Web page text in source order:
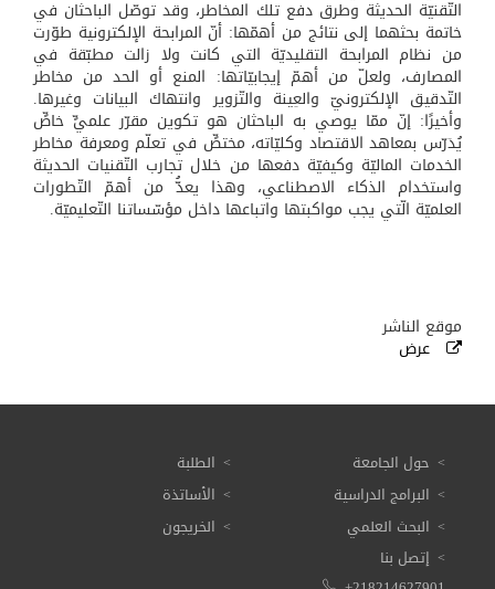
التّقنيّة الحديثة وطرق دفع تلك المخاطر، وقد توصّل الباحثان في
خاتمة بحثهما إلى نتائج من أهمّها: أنّ المرابحة الإلكترونية طوّرت
من نظام المرابحة التقليديّة التي كانت ولا زالت مطبّقة في
المصارف، ولعلّ من أهمّ إيجابيّاتها: المنع أو الحد من مخاطر
التّدقيق الإلكترونيّ والعِينة والتّزوير وانتهاك البيانات وغيرها.
وأخيرًا: إنّ ممّا يوصي به الباحثان هو تكوين مقرّر علميٍّ خاصٍّ
يُدَرّس بمعاهد الاقتصاد وكليّاته، مختصٍّ في تعلّم ومعرفة مخاطر
الخدمات الماليّة وكيفيّة دفعها من خلال تجارب التّقنيات الحديثة
واستخدام الذكاء الاصطناعي، وهذا يعدُّ من أهمّ التّطورات
العلميّة الّتي يجب مواكبتها واتباعها داخل مؤسّساتنا التّعليميّة.
موقع الناشر
عرض
حول الجامعة
البرامج الدراسية
البحث العلمي
الطلبة
الأساتذة
الخريجون
إتصل بنا